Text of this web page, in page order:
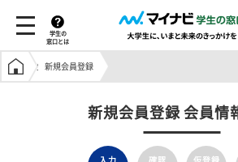
学生の
窓口とは
学生の窓口トップ
新規会員登録
新規会員登録 会員情
入力 確認 仮登録